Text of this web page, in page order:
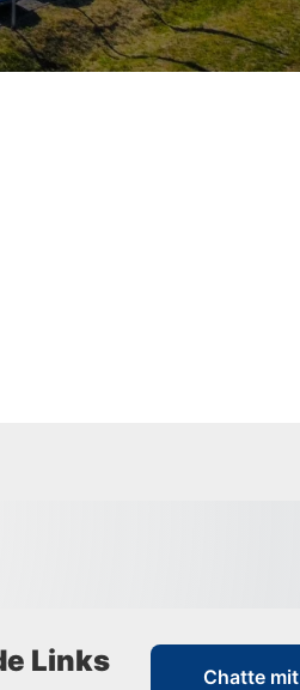
Links
Chatte mit